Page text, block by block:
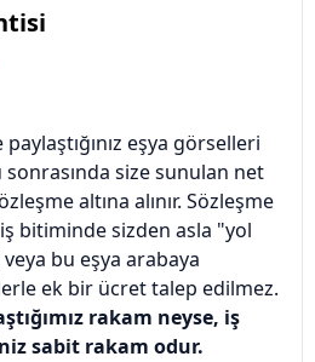
paylaştığınız eşya görselleri
size sunulan net
altına alınır. Sözleşme
bitiminde sizden asla "yol
bu eşya arabaya
ek bir ücret talep edilmez.
rakam neyse, iş
sabit rakam odur.